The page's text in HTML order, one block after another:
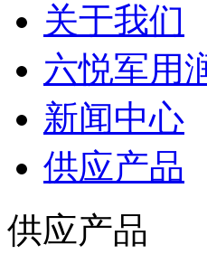
关于我们
六悦军用
新闻中心
供应产品
供应产品